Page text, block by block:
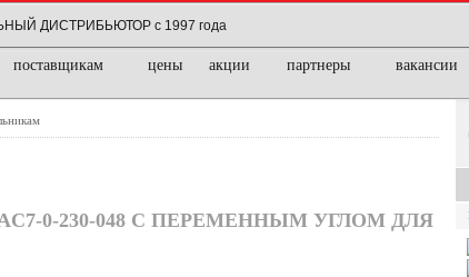
ДИСТРИБЬЮТОР с 1997 года
поставщикам цены акции партнеры вакансии
0-230-048 С ПЕРЕМЕННЫМ УГЛОМ ДЛЯ